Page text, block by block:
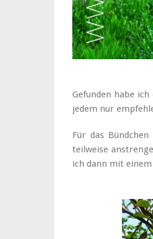
Gefunden habe
jedem nur
Für das
teilweise
ich dann mit